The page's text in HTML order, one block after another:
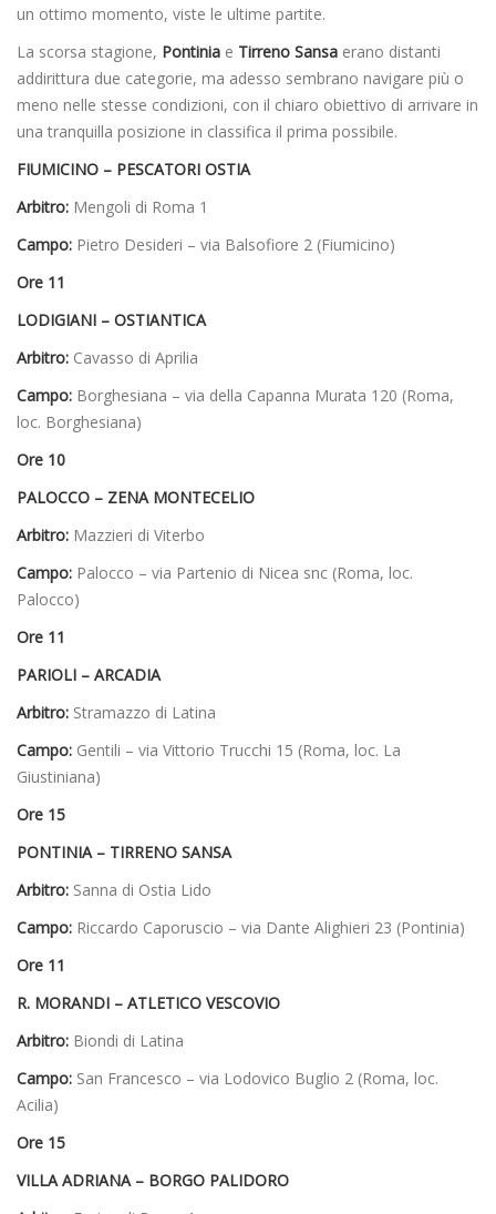
un ottimo momento, viste le ultime partite.
La scorsa stagione, Pontinia e Tirreno Sansa erano distanti
addirittura due categorie, ma adesso sembrano navigare più o
meno nelle stesse condizioni, con il chiaro obiettivo di arrivare in
una tranquilla posizione in classifica il prima possibile.
FIUMICINO – PESCATORI OSTIA
Arbitro: Mengoli di Roma 1
Campo: Pietro Desideri – via Balsofiore 2 (Fiumicino)
Ore 11
LODIGIANI – OSTIANTICA
Arbitro: Cavasso di Aprilia
Campo: Borghesiana – via della Capanna Murata 120 (Roma,
loc. Borghesiana)
Ore 10
PALOCCO – ZENA MONTECELIO
Arbitro: Mazzieri di Viterbo
Campo: Palocco – via Partenio di Nicea snc (Roma, loc.
Palocco)
Ore 11
PARIOLI – ARCADIA
Arbitro: Stramazzo di Latina
Campo: Gentili – via Vittorio Trucchi 15 (Roma, loc. La
Giustiniana)
Ore 15
PONTINIA – TIRRENO SANSA
Arbitro: Sanna di Ostia Lido
Campo: Riccardo Caporuscio – via Dante Alighieri 23 (Pontinia)
Ore 11
R. MORANDI – ATLETICO VESCOVIO
Arbitro: Biondi di Latina
Campo: San Francesco – via Lodovico Buglio 2 (Roma, loc.
Acilia)
Ore 15
VILLA ADRIANA – BORGO PALIDORO